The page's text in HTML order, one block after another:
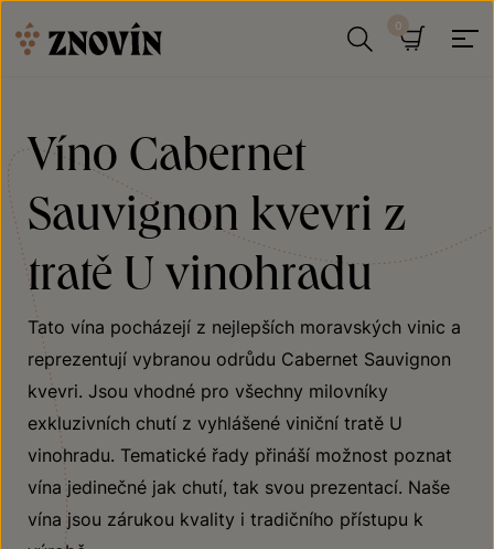
Víno Cabernet
Sauvignon kvevri z
tratě U vinohradu
Tato vína pocházejí z nejlepších moravských vinic a
reprezentují vybranou odrůdu Cabernet Sauvignon
kvevri. Jsou vhodné pro všechny milovníky
exkluzivních chutí z vyhlášené viniční tratě U
vinohradu. Tematické řady přináší možnost poznat
vína jedinečné jak chutí, tak svou prezentací. Naše
vína jsou zárukou kvality i tradičního přístupu k